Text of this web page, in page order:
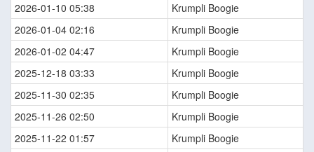
2026-01-10 05:38
Krumpli Boogie
2026-01-04 02:16
Krumpli Boogie
2026-01-02 04:47
Krumpli Boogie
2025-12-18 03:33
Krumpli Boogie
2025-11-30 02:35
Krumpli Boogie
2025-11-26 02:50
Krumpli Boogie
2025-11-22 01:57
Krumpli Boogie